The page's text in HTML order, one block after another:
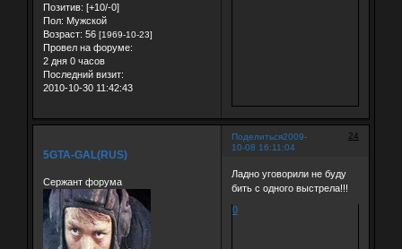
Позитив: [+10/-0]
Пол: Мужской
Возраст: 56 [1969-10-23]
Провел на форуме:
2 дня 0 часов
Последний визит:
2010-10-30 11:42:43
Поделиться 24
2009-
10-08 16:11:04
5GTA-GAL(RUS)
Сержант форума
Ладно уговорили не буду
бить с одного выстрела!!!
0